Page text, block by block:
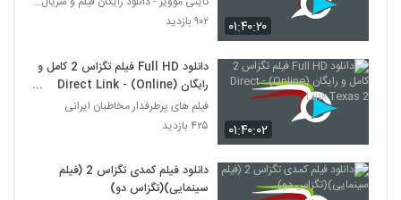
۰۱:۴۰:۲۰
۹۰۲ بازدید
۰۱:۴۰:۰۲
دانلود Full HD فیلم تگزاس 2 کامل و
رایگان (Online) - Direct Link
Texas 2
فیلم های پرطرفدار مخاطبان ایرانی
۴۲۵ بازدید
دانلود فیلم کمدی تگزاس 2 (فیلم
سینمایی)(تگزاس دو)